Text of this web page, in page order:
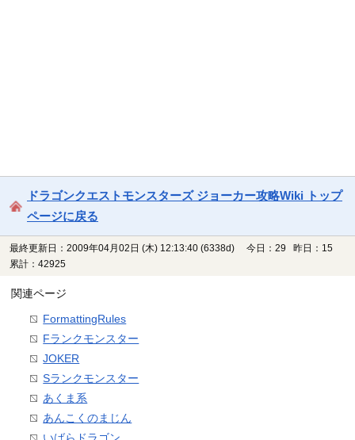
ドラゴンクエストモンスターズ ジョーカー攻略Wiki トップ
ページに戻る
最終更新日：2009年04月02日 (木) 12:13:40 (6338d)
今日：29 昨日：15
累計：42925
関連ページ
FormattingRules
Fランクモンスター
JOKER
Sランクモンスター
あくま系
あんこくのまじん